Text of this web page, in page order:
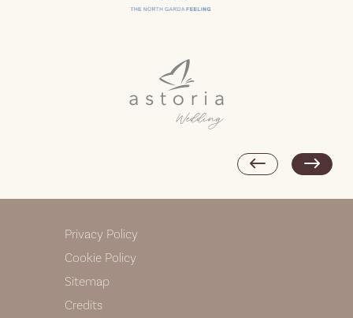
Privacy Policy
Cookie Policy
Sitemap
Credits